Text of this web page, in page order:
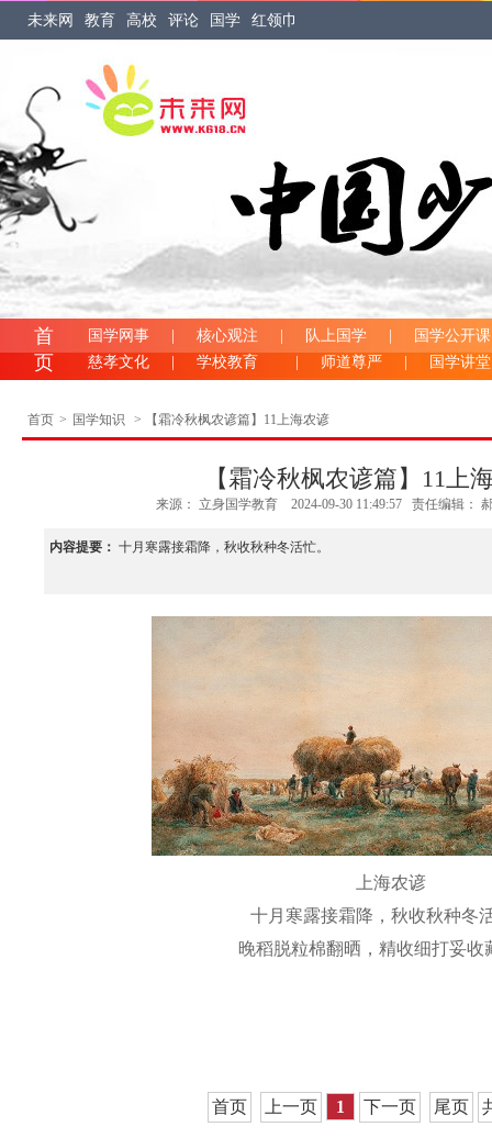
未来网 教育 高校 评论 国学 红领巾
首
页
国学网事 核心观注 队上国学
国学公开课
慈孝文化
学校教育 师道尊严 国学讲
首页 > 国学知识 > 【霜冷秋枫农谚篇】11上海农谚
【霜冷秋枫农谚篇】11上
来源： 立身国学教育 2024-09-30 11:49:57 责任编辑：
内容提要： 十月寒露接霜降，秋收秋种冬活忙。
上海农谚
十月寒露接霜降，秋收秋种冬
晚稻脱粒棉翻晒，精收细打妥收
首页 上一页 1 下一页 尾页